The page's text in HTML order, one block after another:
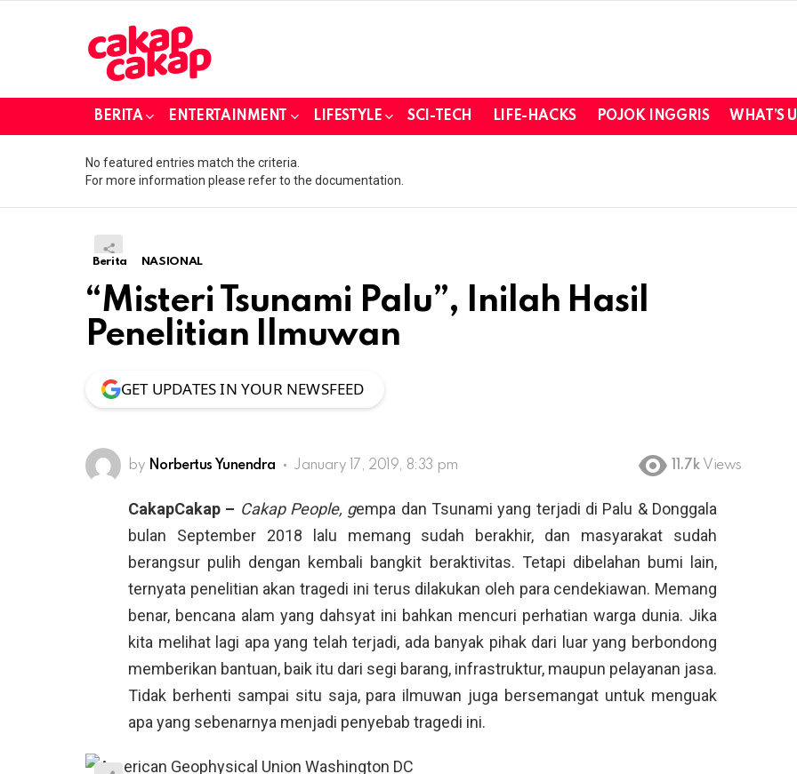
BERITA ENTERTAINMENT LIFESTYLE SCI-TECH LIFE-HACKS POJOK INGGRIS WHAT’S
No featured entries match the criteria.
For more information please refer to the documentation.
Berita NASIONAL
“Misteri Tsunami Palu”, Inilah Hasil
Penelitian Ilmuwan
GET UPDATES IN YOUR NEWSFEED
by Norbertus Yunendra January 17, 2019, 8:33 pm 11.7k Views
CakapCakap – Cakap People, gempa dan Tsunami yang terjadi di Palu & Donggala
bulan September 2018 lalu memang sudah berakhir, dan masyarakat sudah
berangsur pulih dengan kembali bangkit beraktivitas. Tetapi dibelahan bumi lain,
ternyata penelitian akan tragedi ini terus dilakukan oleh para cendekiawan. Memang
benar, bencana alam yang dahsyat ini bahkan mencuri perhatian warga dunia. Jika
kita melihat lagi apa yang telah terjadi, ada banyak pihak dari luar yang berbondong
memberikan bantuan, baik itu dari segi barang, infrastruktur, maupun pelayanan jasa.
Tidak berhenti sampai situ saja, para ilmuwan juga bersemangat untuk menguak
apa yang sebenarnya menjadi penyebab tragedi ini.